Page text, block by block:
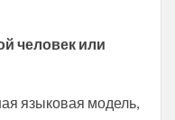
человек или
языковая модель,